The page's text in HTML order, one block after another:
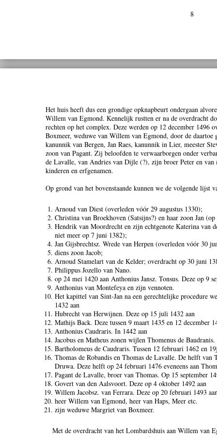
8
Het huis heeft dus een grondige opknapbeurt ondergaan
Willem van Egmond. Kennelijk rustten er na de overdracht
rechten op het complex. Deze werden op 12 december 1496
Boxmeer, weduwe van Willem van Egmond, door de daartoe
kanunnik van Bergen, Jan Raes, kanunnik in Lier, meester
zoon van Pagant. Zij beloofden te verwaarborgen onder
de Lavalle, van Andries van Dijle (?), zijn broer Peter en van
kinderen en erfgenamen.
Op grond van het bovenstaande kunnen we de volgende lijst
Arnoud van Diest (overleden vóór 29 augustus 1330);
Christina van Broekhoven (Satsijns?) en haar zoon Jan
Hendrik van Moordrecht en zijn echtgenote Katerina van
niet meer op 7 juni 1382);
Jan Gijsbrechtsz. Wrede van Herpen (overleden vóór 30
diens zoon Jacob;
Arnoud Stamelart van de Kelder; overdracht op 30 juni
Philippus Jozello van Nano.
op 24 mei 1420 aan Anthonius Jansz. Tonsus. Deze op 9
Anthonius van Montefeya en zijn vennoten.
Het kapittel van Sint-Jan na een gerechtelijke procedure
1432 aan
Hubrecht van Herwijnen. Deze op 15 juli 1432 aan
Mathijs Back. Deze tussen 9 maart 1435 en 12 december
Anthonius Caudraris. In 1442 aan
Jacobus en Matheus zonen wijlen Thomenus de
Bartholomeus de Caudraris. Tussen 12 februari 1462 en
Thomas de Robandis en Thomas de Lavalle. De helft van
Druwa. Deze helft op 24 februari 1476 eveneens aan
Pagant de Lavalle, broer van Thomas. Op 15 september
Govert van den Aalsvoort. Deze op 4 oktober 1492 aan
Willem Jacobsz. van Ferrara. Deze op 20 februari 1493
heer Willem van Egmond, heer van Haps, Meer etc.
zijn weduwe Margriet van Boxmeer.
Met de overdracht van het Lombardshuis aan Willem van